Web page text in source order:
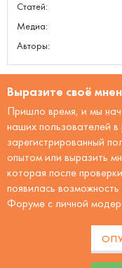
Статей:
Медиа:
Авторы:
Выразите своё
Пришло время, и мы
наших пользователей
зарегистрированный
опытом или выразить
которая после
появилась возможность
Форуме с личной